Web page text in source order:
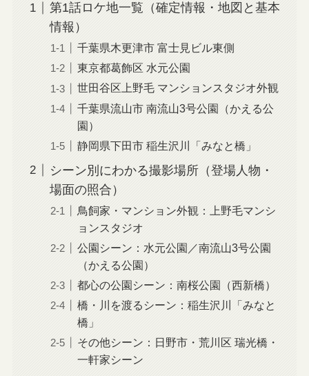
第1話ロケ地一覧（確定情報・地図と基本
情報）
千葉県木更津市 富士見ビル東側
東京都葛飾区 水元公園
世田谷区上野毛 マンションスタジオ外観
千葉県流山市 南流山3号公園（かえる公
園）
静岡県下田市 稲生沢川「みなと橋」
シーン別にわかる撮影場所（登場人物・
場面の照合）
鳥飼家・マンション外観：上野毛マンシ
ョンスタジオ
公園シーン：水元公園／南流山3号公園
（かえる公園）
都心の公園シーン：南桜公園（西新橋）
橋・川を渡るシーン：稲生沢川「みなと
橋」
その他シーン：日野市・荒川区 瑞光橋・
一軒家シーン